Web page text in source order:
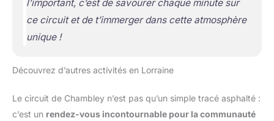
l’important, c’est de savourer chaque minute sur
ce circuit et de t’immerger dans cette atmosphère
unique !
Découvrez d’autres activités en Lorraine
Le circuit de Chambley n’est pas qu’un simple tracé asphalté :
c’est un rendez-vous incontournable pour la communauté